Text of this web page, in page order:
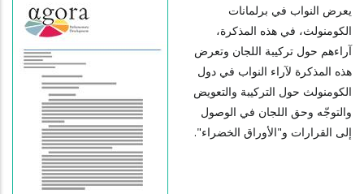
يعرض النواب في برلمانات
الكومنولث، في هذه المذكرة،
آراءهم حول تركيبة اللجان وتعرض
هذه المذكرة لآراء النواب في دول
الكومنولث حول التركيبة والتعويض
والتوجّه وحق اللجان في الوصول
إلى القرارات و"الأوراق الخضراء".